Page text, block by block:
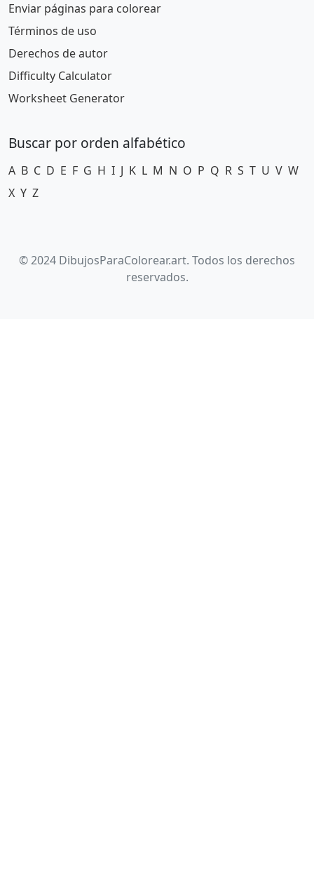
Enviar páginas para colorear
Términos de uso
Derechos de autor
Difficulty Calculator
Worksheet Generator
Buscar por orden alfabético
A B C D E F G H I J K L M N O P Q R S T U V W
X Y Z
© 2024 DibujosParaColorear.art. Todos los derechos
reservados.